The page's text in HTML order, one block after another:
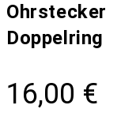
Ohrstecker
Doppelring
16,00 €